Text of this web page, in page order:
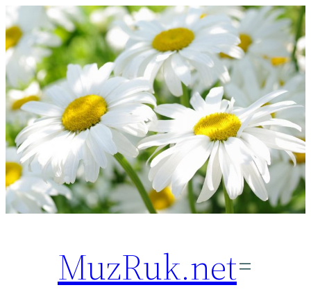
Перейти
к
содержимому
MuzRuk.net